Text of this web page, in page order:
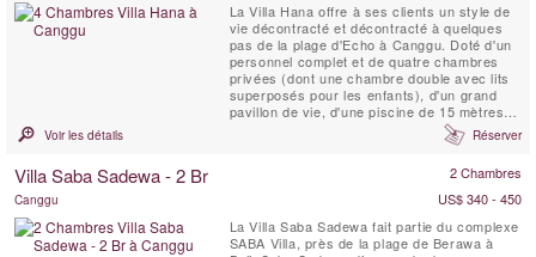
La Villa Hana offre à ses clients un style de
vie décontracté et décontracté à quelques
pas de la plage d'Echo à Canggu. Doté d'un
personnel complet et de quatre chambres
privées (dont une chambre double avec lits
superposés pour les enfants), d'un grand
pavillon de vie, d'une piscine de 15 mètres,
d'une salle multimédia et d'une terrasse
barbecue, il est idéal pour les familles
groupes d'amis attirés par Canggu. des
Voir les détails Réserver
Villa Saba Sadewa - 2 Br 2 Chambres
Canggu
US$ 340 - 450
La Villa Saba Sadewa fait partie du complexe
SABA Villa, près de la plage de Berawa à